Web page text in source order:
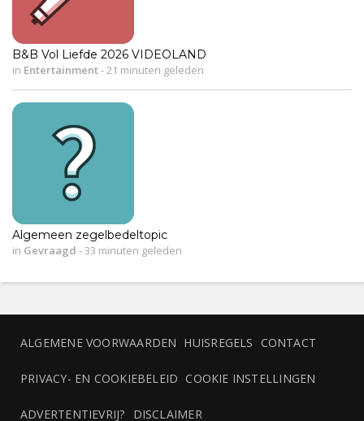
B&B Vol Liefde 2026 VIDEOLAND
in Entertainment- 21 minuten geleden
Algemeen zegelbedeltopic
in Gevraagd - 33 minuten geleden
ALGEMENE VOORWAARDEN HUISREGELS CONTACT
PRIVACY- EN COOKIEBELEID COOKIE INSTELLINGEN
ADVERTENTIEVRIJ? DISCLAIMER